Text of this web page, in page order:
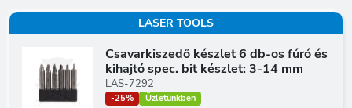
LASER TOOLS
Csavarkiszedő készlet 6 db-os fúró és
kihajtó spec. bit készlet: 3-14 mm
LAS-7292
-25% Üzletünkben